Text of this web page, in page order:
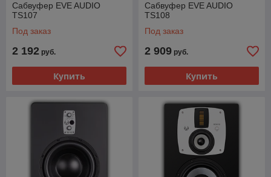
Сабвуфер EVE AUDIO
TS107
Под заказ
2 192 руб.
Купить
Сабвуфер EVE AUDIO
TS108
Под заказ
2 909 руб.
Купить